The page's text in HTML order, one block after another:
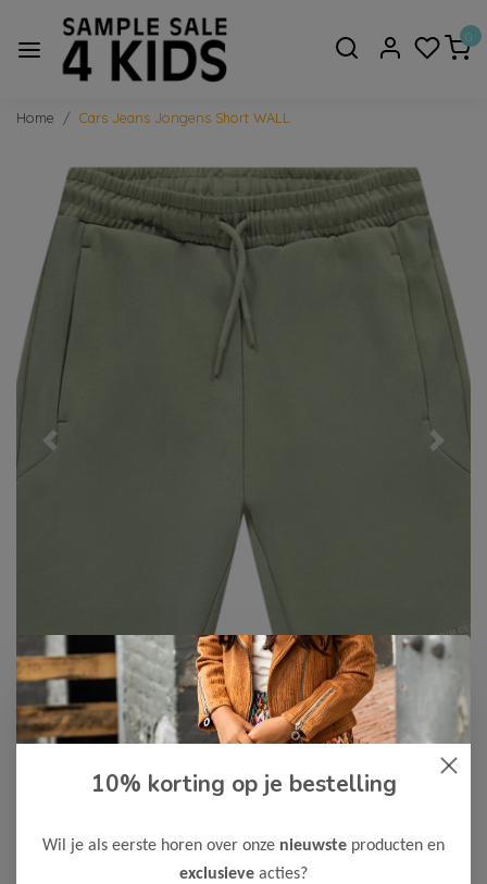
0
Home Cars Jeans Jongens Short WALL
Vorige
Cars Jeans -50%
12,50 24,99
10% korting op je bestelling
Wil je als eerste horen over onze nieuwste producten en
exclusieve acties?